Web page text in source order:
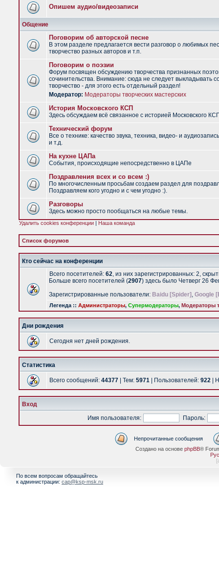
Опишем аудио/видеозаписи
Общение
Поговорим об авторской песне
В этом разделе предлагается вести разговор о любимых
творчество разных авторов и т.п.
Поговорим о поэзии
Форум посвящен обсуждению творчества признанных
сочинительства. Внимание: сюда не следует выкладывать
творчество - для этого есть отдельный раздел!
Модератор: Модераторы творческих мастерских
История Московского КСП
Здесь обсуждаем всё связанное с историей Московского
Технический форум
Все о технике: качество звука, техника, видео- и
и т.д.
На кухне ЦАПа
События, происходящие непосредственно в ЦАПе
Поздравления всех и со всем :)
По многочисленным просьбам создаем раздел для
Поздравляем кого угодно и с чем угодно :).
Разговоры
Здесь можно просто пообщаться на любые темы.
Удалить cookies конференции | Наша команда
Список форумов
Кто сейчас на конференции
Всего посетителей: 62, из них зарегистрированных: 2,
Больше всего посетителей (2907) здесь было Четверг 26
Зарегистрированные пользователи: Baidu [Spider] , Google
Легенда :: Администраторы, Супермодераторы, Модераторы
Дни рождения
Сегодня нет дней рождения.
Статистика
Всего сообщений: 44377 | Тем: 5971 | Пользователей: 922 |
Вход
Имя пользователя:
Пароль:
Непрочитанные сообщения
Создано на основе phpBB®
[
По всем вопросам обращайтесь
к администрации: cap@ksp-msk.ru